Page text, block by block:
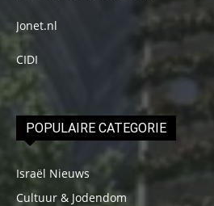
Jonet.nl
CIDI
POPULAIRE CATEGORIE
Israël Nieuws
Cultuur & Jodendom